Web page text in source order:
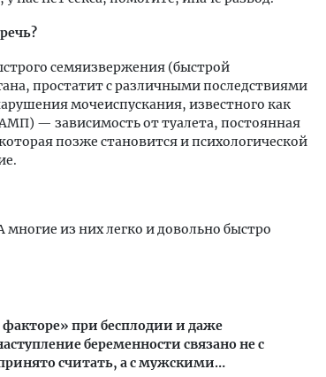
семяизвержения (быстрой
простатит с различными последствиями
мочеиспускания, известного как
— зависимость от туалета, постоянная
позже становится и психологической
из них легко и довольно быстро
при бесплодии и даже
беременности связано не с
считать, а с мужскими…